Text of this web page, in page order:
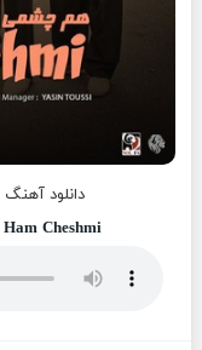
دانلود آهنگ
Ham Cheshmi